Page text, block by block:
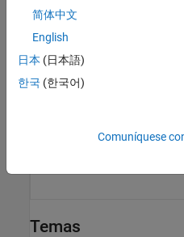
coder.unroll
Temas
简体中文
English
日本 (日本語)
한국 (한국어)
Comuníquese